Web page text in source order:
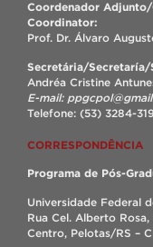
Coordenador
Coordinator:
Prof. Dr. Álvaro
Secretária/Secretaría/
Andréa Cristine
E-mail:
Telefone: (53) 3284-
CORRESPONDÊNCIA
Programa de Pós-
Universidade Federal
Rua Cel. Alberto Rosa,
Centro, Pelotas/RS –